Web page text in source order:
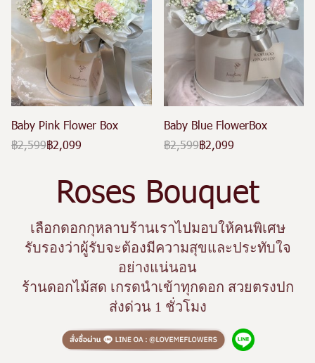
Baby Pink Flower Box
฿2,599฿2,099
Baby Blue FlowerBox
฿2,599฿2,099
Roses Bouquet
เลือกดอกกุหลาบร้านเราไปมอบให้คนพิเศษ
รับรองว่าผู้รับจะต้องมีความสุขและประทับใจ
อย่างแน่นอน
ร้านดอกไม้สด เกรดนำเข้าทุกดอก สวยตรงปก
ส่งด่วน 1 ชั่วโมง